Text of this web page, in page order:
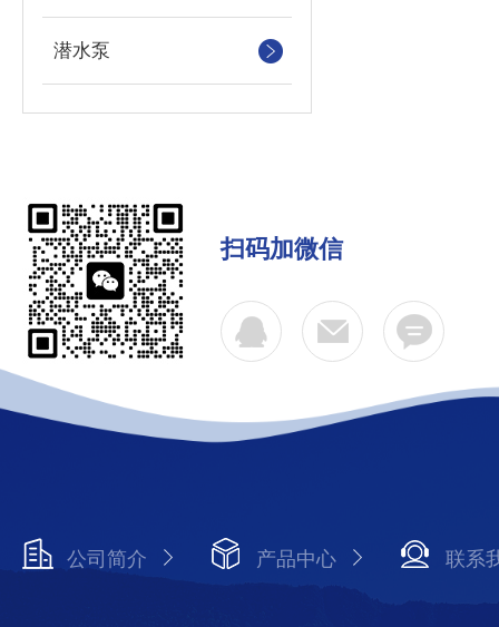
潜水泵
扫码加微信
公司简介 产品中心 联系